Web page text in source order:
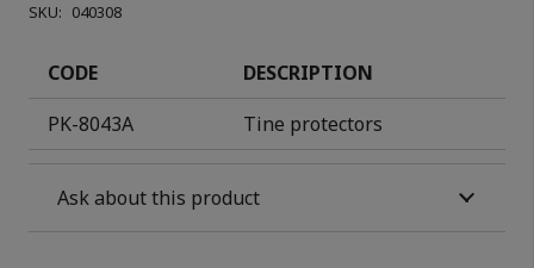
SKU: 040308
CODE
DESCRIPTION
ΡΚ-8043Α
Tine protectors
Ask about this product